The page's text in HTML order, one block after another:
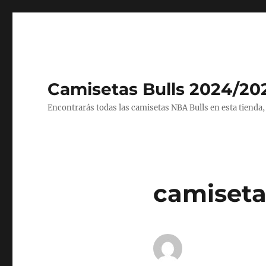
Camisetas Bulls 2024/
Encontrarás todas las camisetas NBA Bulls en esta